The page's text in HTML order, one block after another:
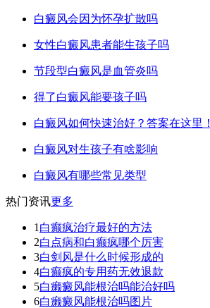
白癜风会因为怀孕扩散吗
女性白癜风患者能生孩子吗
节段型白癜风是血管炎吗
得了白癜风能要孩子吗
白癜风如何快速治好？答案在这里！
白癜风对生孩子有啥影响
白癜风有哪些常见类型
热门资讯更多
1 白癫疯治疗最好的方法
2白点病和白癫疯哪个厉害
3白剑风是什么时候形成的
4白癫疯的专用药无效退款
5白癞癜风能根治吗能治好吗
6白癞癜风能根治吗图片